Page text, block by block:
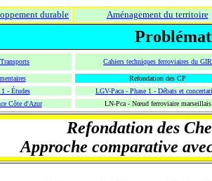
durable Aménagement du territoire
Cahiers techniques ferroviaires du GIR
Refondation des CP
1 - Études
LGV-Paca - Phase 1 - Débats et
Côte d'Azur
LN-Pca - Nœud ferroviaire marseillais
Refondation des
Approche comparative